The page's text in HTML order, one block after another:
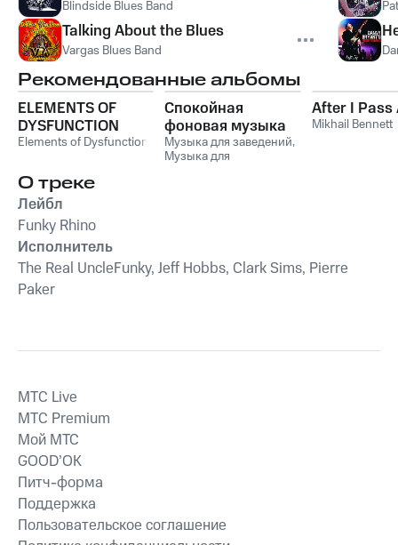
Blindside Blues Band
Talking About the Blues
Vargas Blues Band
Рекомендованные альбомы
ELEMENTS OF
DYSFUNCTION
Elements of Dysfunction
Спокойная
фоновая музыка
для заведений:
Инструментальный
Музыка для заведений,
Музыка для
After I Pass
Mikhail Bennett
О треке
Лейбл
Funky Rhino
Исполнитель
The Real UncleFunky, Jeff Hobbs, Clark Sims, Pierre
Paker
MTС Live
MTС Premium
Мой МТС
GOOD’OK
Питч-форма
Поддержка
Пользовательское соглашение